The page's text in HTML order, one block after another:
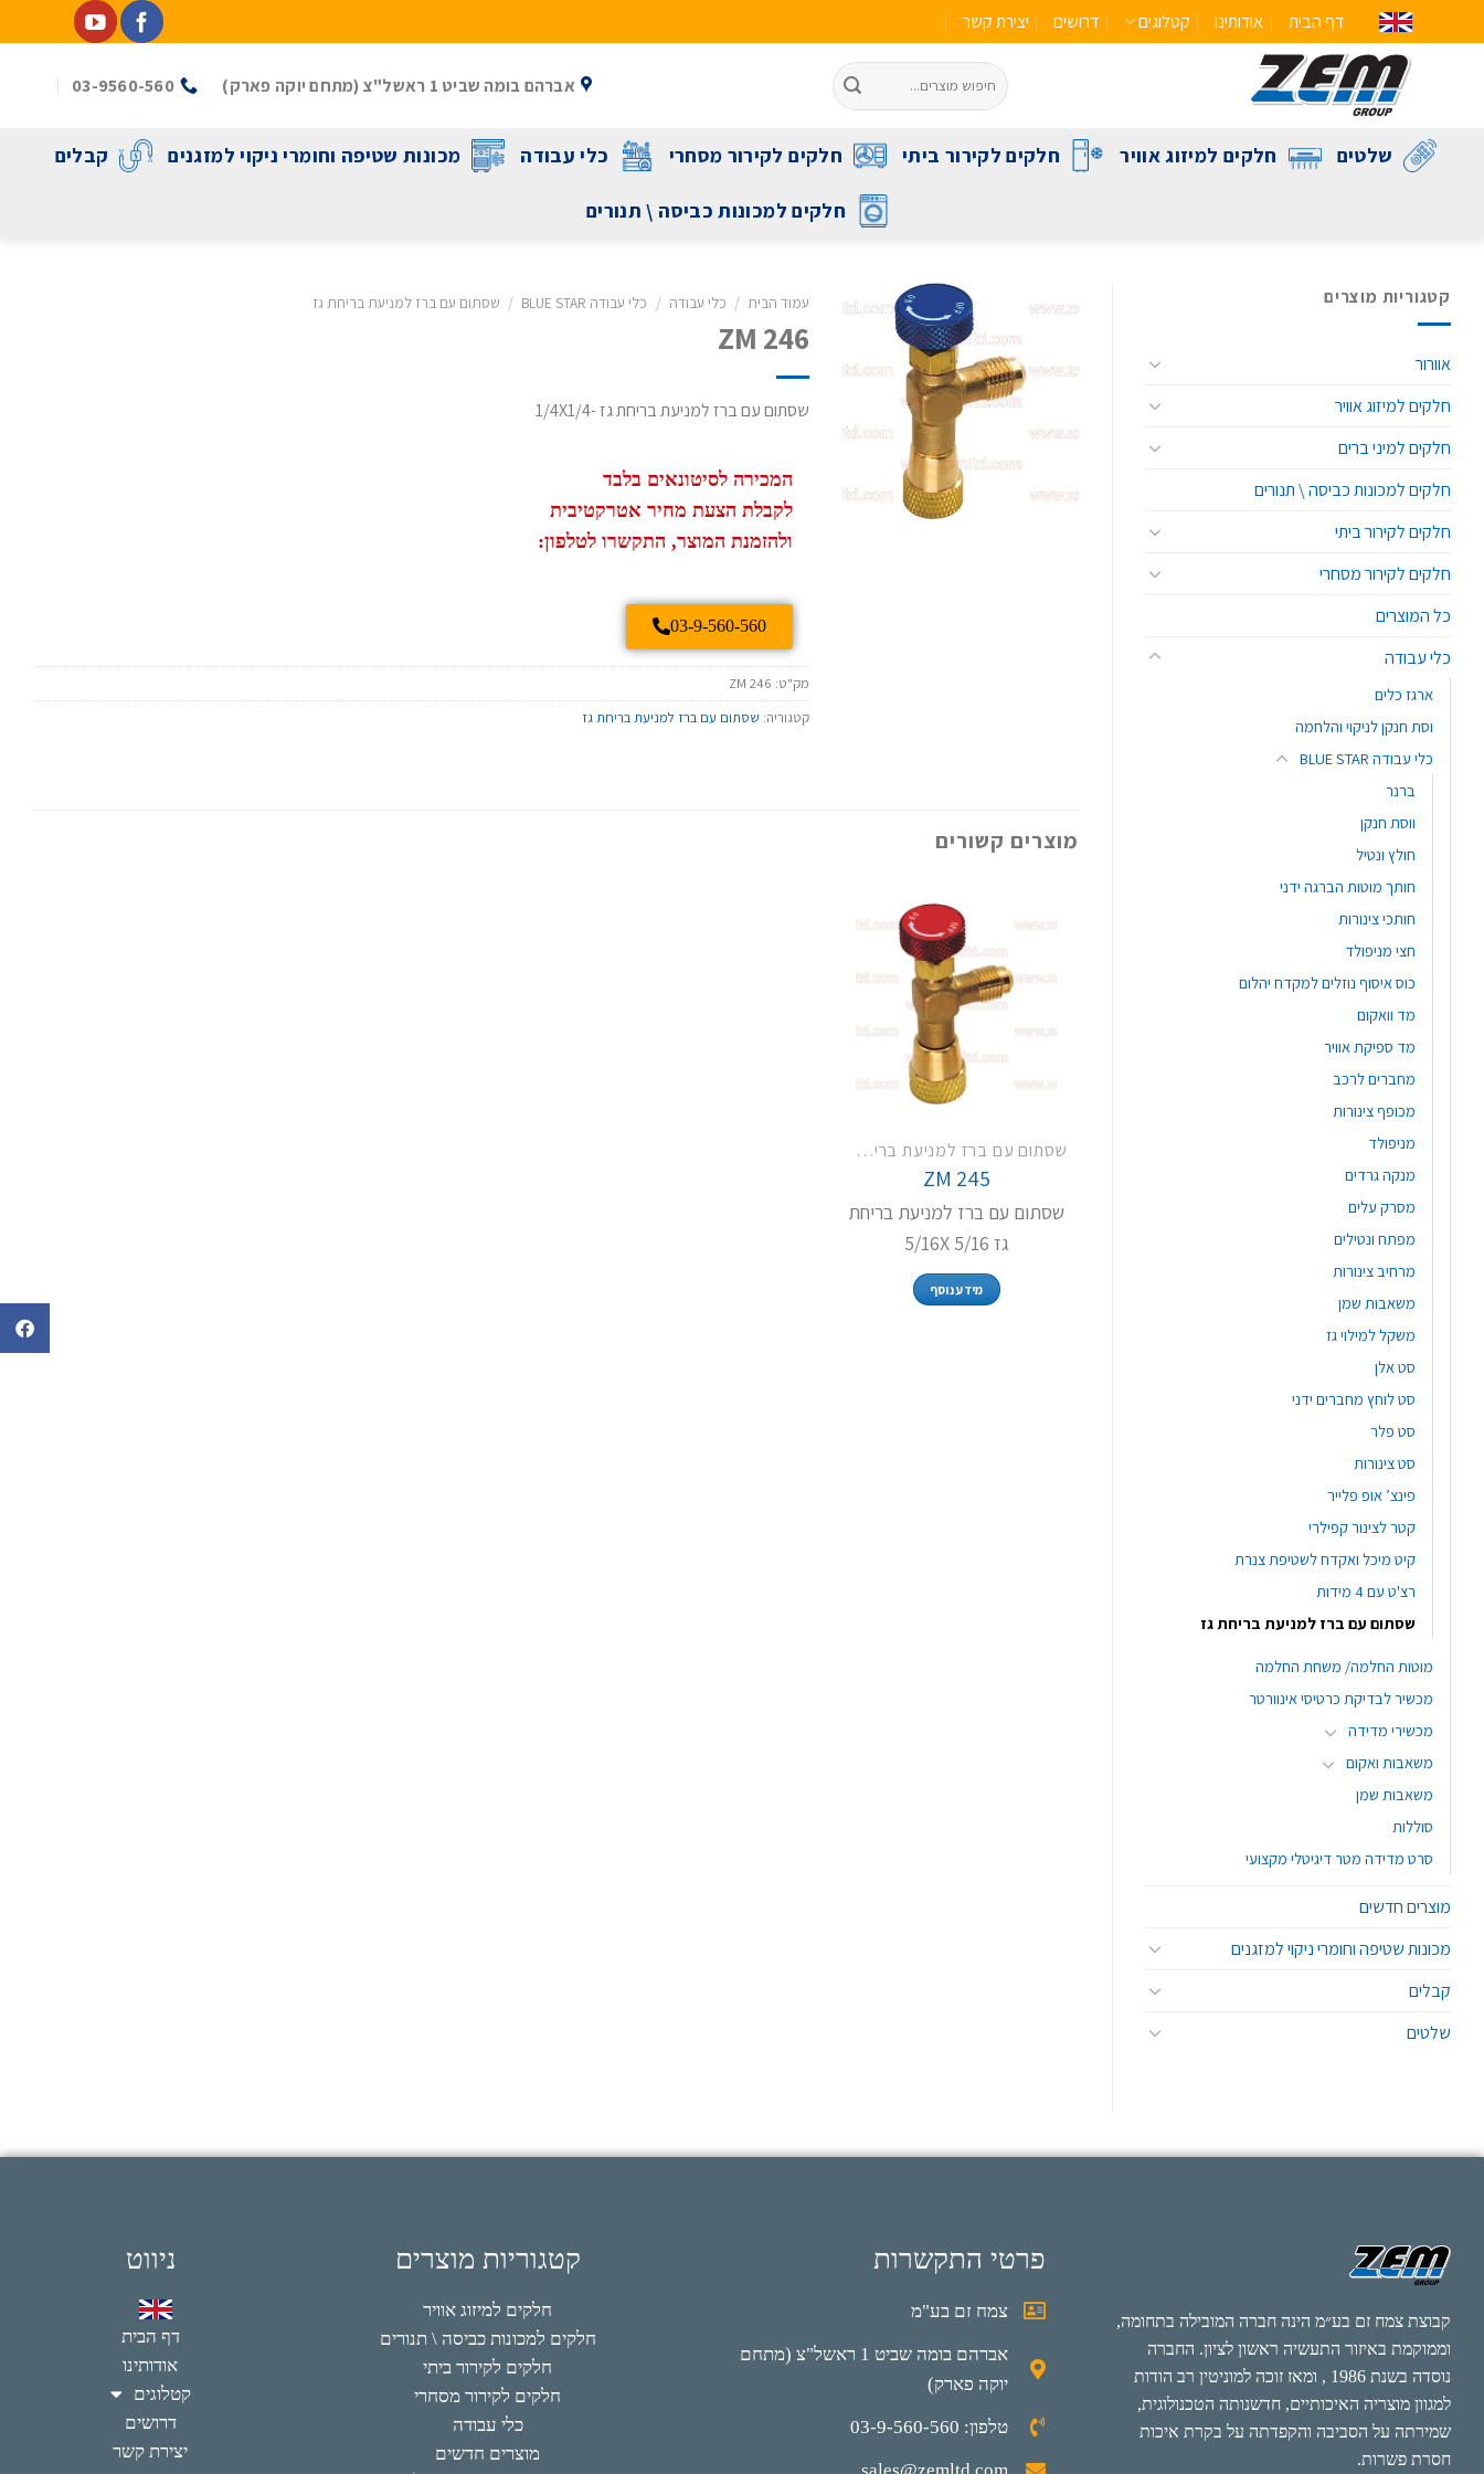
דף הבית אודותינו קטלוגים דרושים יצירת קשר
אברהם בומה שביט 1 ראשל"צ (מתחם יוקה פארק) 03-9560-560
שלטים חלקים למיזוג אוויר חלקים לקירור ביתי חלקים לקירור מסחרי כלי עבודה מכונות שטיפה וחומרי ניקוי למזגנים קבלים
חלקים למכונות כביסה \ תנורים
קטגוריות מוצרים
אוורור
חלקים למיזוג אוויר
חלקים למיני ברים
חלקים למכונות כביסה \ תנורים
חלקים לקירור ביתי
חלקים לקירור מסחרי
כל המוצרים
כלי עבודה
ארגז כלים
וסת חנקן לניקוי והלחמה
כלי עבודה BLUE STAR
ברנר
ווסת חנקן
חולץ ונטיל
חותך מוטות הברגה ידני
חותכי צינורות
חצי מניפולד
כוס איסוף נוזלים למקדח יהלום
מד וואקום
מד ספיקת אוויר
מחברים לרכב
מכופף צינורות
מניפולד
מנקה גרדים
מסרק עלים
מפתח ונטילים
מרחיב צינורות
משאבות שמן
משקל למילוי גז
סט אלן
סט לוחץ מחברים ידני
סט פלר
סט צינורות
פינצ’ אופ פלייר
קטר לצינור קפילרי
קיט מיכל ואקדח לשטיפת צנרת
רצ'ט עם 4 מידות
שסתום עם ברז למניעת בריחת גז
מוטות החלמה/ משחת החלמה
מכשיר לבדיקת כרטיסי אינוורטר
מכשירי מדידה
משאבות ואקום
משאבות שמן
סוללות
סרט מדידה מטר דיגיטלי מקצועי
מוצרים חדשים
מכונות שטיפה וחומרי ניקוי למזגנים
קבלים
שלטים
עמוד הבית / כלי עבודה / כלי עבודה BLUE STAR / שסתום עם ברז למניעת בריחת גז
ZM 246
שסתום עם ברז למניעת בריחת גז -1/4X1/4
המכירה לסיטונאים בלבד
לקבלת הצעת מחיר אטרקטיבית
ולהזמנת המוצר, התקשרו לטלפון:
03-9-560-560
מק"ט: ZM 246
קטגוריה: שסתום עם ברז למניעת בריחת גז
מוצרים קשורים
שסתום עם ברז למניעת בריחת גז
ZM 245
שסתום עם ברז למניעת בריחת
גז 5/16X 5/16
מידע נוסף
קבוצת צמח זם בע״מ הינה חברה המובילה בתחומה,
וממוקמת באיזור התעשיה ראשון לציון. החברה
נוסדה בשנת 1986 , ומאז זוכה למוניטין רב הודות
למגוון מוצריה האיכותיים, חדשנותה הטכנולוגית,
שמירתה על הסביבה והקפדתה על בקרת איכות
חסרת פשרות.
פרטי התקשרות
צמח זם בע"מ
אברהם בומה שביט 1 ראשל"צ (מתחם
יוקה פארק)
טלפון: 03-9-560-560
sales@zemltd.com
קטגוריות מוצרים
חלקים למיזוג אוויר
חלקים למכונות כביסה \ תנורים
חלקים לקירור ביתי
חלקים לקירור מסחרי
כלי עבודה
מוצרים חדשים
ניווט
דף הבית
אודותינו
קטלוגים
דרושים
יצירת קשר